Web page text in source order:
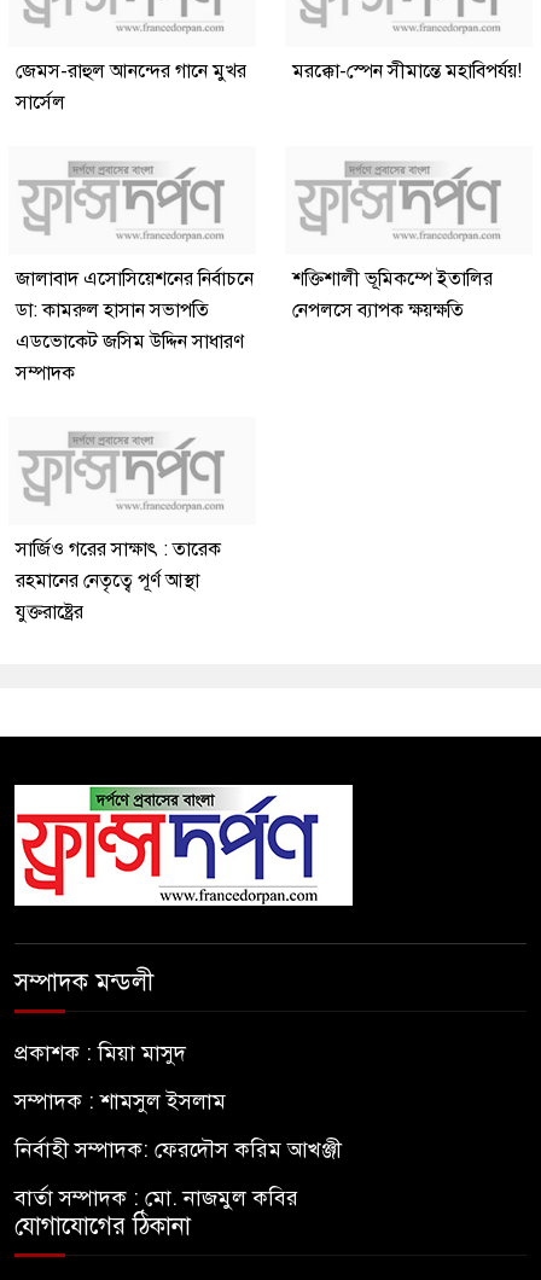
জেমস-রাহুল আনন্দের গানে মুখর
সার্সেল
মরক্কো-স্পেন সীমান্তে মহাবিপর্যয়!
জালাবাদ এসোসিয়েশনের নির্বাচনে
ডা: কামরুল হাসান সভাপতি
এডভোকেট জসিম উদ্দিন সাধারণ
সম্পাদক
শক্তিশালী ভূমিকম্পে ইতালির
নেপলসে ব্যাপক ক্ষয়ক্ষতি
সার্জিও গরের সাক্ষাৎ : তারেক
রহমানের নেতৃত্বে পূর্ণ আস্থা
যুক্তরাষ্ট্রের
সম্পাদক মন্ডলী
প্রকাশক : মিয়া মাসুদ
সম্পাদক : শামসুল ইসলাম
নির্বাহী সম্পাদক: ফেরদৌস করিম আখঞ্জী
বার্তা সম্পাদক : মো. নাজমুল কবির
যোগাযোগের ঠিকানা